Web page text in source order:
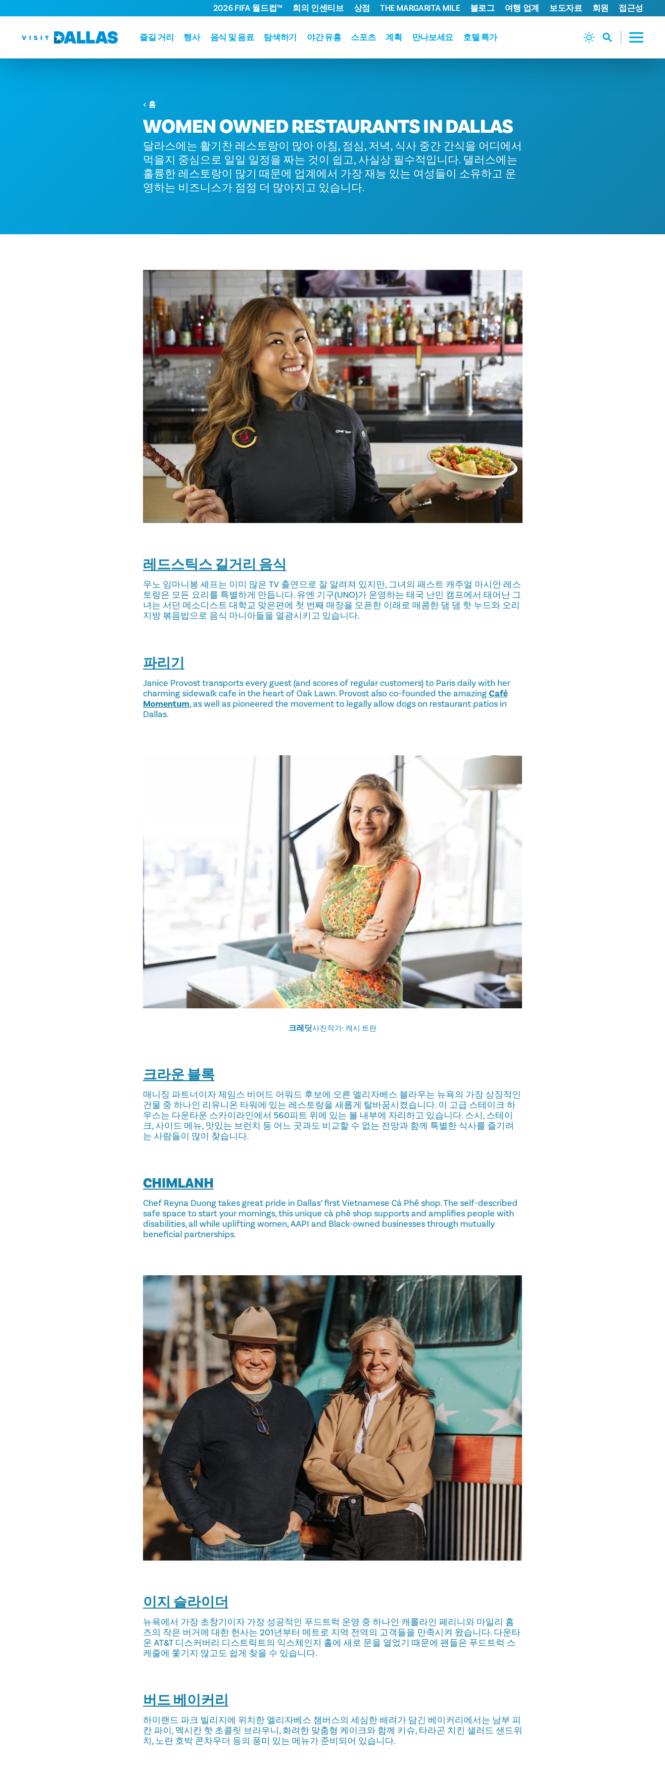
본문으로 건너뛰기
즐길 거리 행사 음식 및 음료 탐색하기 야간 유흥 스포츠 계획 만나보세요 호텔 특가
2026 FIFA 월드컵™ 회의 인센티브 상점 THE MARGARITA MILE 블로그 여행 업계 보도자료 회원 접근성
홈
WOMEN OWNED RESTAURANTS IN DALLAS
달라스에는 활기찬 레스토랑이 많아 아침, 점심, 저녁, 식사 중간 간식을 어디에서
먹을지 중심으로 일일 일정을 짜는 것이 쉽고, 사실상 필수적입니다. 댈러스에는
훌륭한 레스토랑이 많기 때문에 업계에서 가장 재능 있는 여성들이 소유하고 운
영하는 비즈니스가 점점 더 많아지고 있습니다.
레드스틱스 길거리 음식
우노 임마니봉 셰프는 이미 많은 TV 출연으로 잘 알려져 있지만, 그녀의 패스트 캐주얼 아시안 레스
토랑은 모든 요리를 특별하게 만듭니다. 유엔 기구(UNO)가 운영하는 태국 난민 캠프에서 태어난 그
녀는 서던 메소디스트 대학교 맞은편에 첫 번째 매장을 오픈한 이래로 매콤한 댐 댐 핫 누드와 오리
지방 볶음밥으로 음식 마니아들을 열광시키고 있습니다.
파리기
Janice Provost transports every guest (and scores of regular customers) to Paris daily with her
charming sidewalk cafe in the heart of Oak Lawn. Provost also co-founded the amazingCafé
Momentum, as well as pioneered the movement to legally allow dogs on restaurant patios in
Dallas.
크레딧사진작가: 캐시 트란
크라운 블록
매니징 파트너이자 제임스 비어드 어워드 후보에 오른 엘리자베스 블라우는 뉴욕의 가장 상징적인
건물 중 하나인 리유니온 타워에 있는 레스토랑을 새롭게 탈바꿈시켰습니다. 이 고급 스테이크 하
우스는 다운타운 스카이라인에서 560피트 위에 있는 볼 내부에 자리하고 있습니다. 스시, 스테이
크, 사이드 메뉴, 맛있는 브런치 등 어느 곳과도 비교할 수 없는 전망과 함께 특별한 식사를 즐기려
는 사람들이 많이 찾습니다.
CHIMLANH
Chef Reyna Duong takes great pride in Dallas’ first Vietnamese Cá Phê shop. The self-described
safe space to start your mornings, this unique cà phê shop supports and amplifies people with
disabilities, all while uplifting women, AAPI and Black-owned businesses through mutually
beneficial partnerships.
이지 슬라이더
뉴욕에서 가장 초창기이자 가장 성공적인 푸드트럭 운영 중 하나인 캐롤라인 페리니와 마일리 홈
즈의 작은 버거에 대한 헌사는 201년부터 메트로 지역 전역의 고객들을 만족시켜 왔습니다. 다운타
운 AT&T 디스커버리 디스트릭트의 익스체인지 홀에 새로 문을 열었기 때문에 팬들은 푸드트럭 스
케줄에 쫓기지 않고도 쉽게 찾을 수 있습니다.
버드 베이커리
하이랜드 파크 빌리지에 위치한 엘리자베스 챔버스의 세심한 배려가 담긴 베이커리에서는 남부 피
칸 파이, 멕시칸 핫 초콜릿 브라우니, 화려한 맞춤형 케이크와 함께 키슈, 타라곤 치킨 샐러드 샌드위
치, 노란 호박 콘차우더 등의 풍미 있는 메뉴가 준비되어 있습니다.